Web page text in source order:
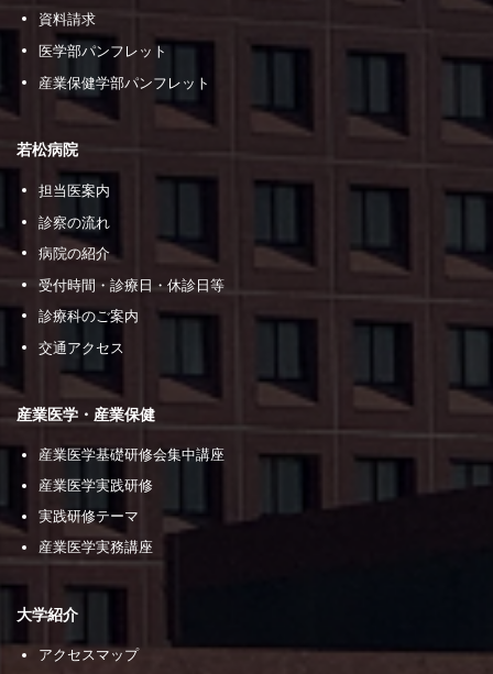
資料請求
医学部パンフレット
産業保健学部パンフレット
若松病院
担当医案内
診察の流れ
病院の紹介
受付時間・診療日・休診日等
診療科のご案内
交通アクセス
産業医学・産業保健
産業医学基礎研修会集中講座
産業医学実践研修
実践研修テーマ
産業医学実務講座
大学紹介
アクセスマップ